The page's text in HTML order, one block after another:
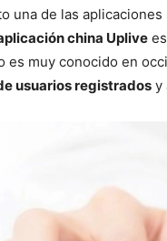
una de las
china Uplive
es muy conocido en
usuarios registrados y